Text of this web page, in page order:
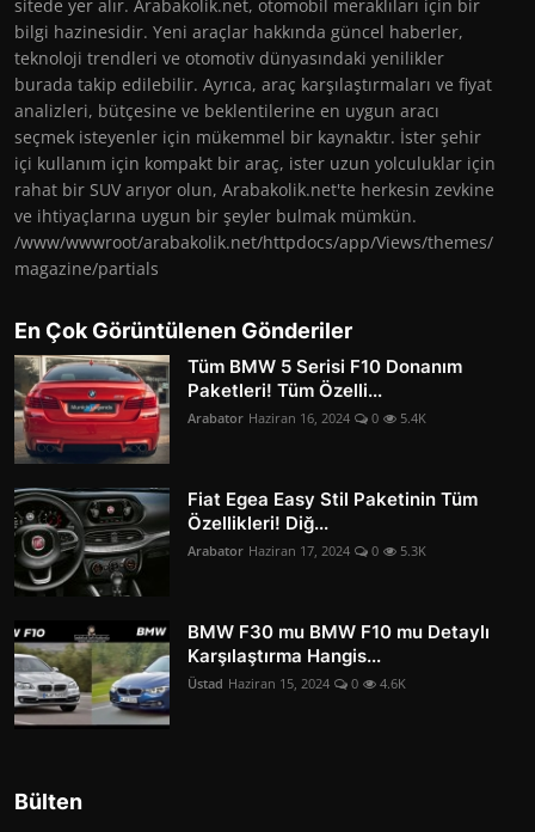
sitede yer alır. Arabakolik.net, otomobil meraklıları için bir
bilgi hazinesidir. Yeni araçlar hakkında güncel haberler,
teknoloji trendleri ve otomotiv dünyasındaki yenilikler
burada takip edilebilir. Ayrıca, araç karşılaştırmaları ve fiyat
analizleri, bütçesine ve beklentilerine en uygun aracı
seçmek isteyenler için mükemmel bir kaynaktır. İster şehir
içi kullanım için kompakt bir araç, ister uzun yolculuklar için
rahat bir SUV arıyor olun, Arabakolik.net'te herkesin zevkine
ve ihtiyaçlarına uygun bir şeyler bulmak mümkün.
/www/wwwroot/arabakolik.net/httpdocs/app/Views/themes/
magazine/partials
En Çok Görüntülenen Gönderiler
Tüm BMW 5 Serisi F10 Donanım
Paketleri! Tüm Özelli...
Arabator Haziran 16, 2024 0 5.4K
Fiat Egea Easy Stil Paketinin Tüm
Özellikleri! Diğ...
Arabator Haziran 17, 2024 0 5.3K
BMW F30 mu BMW F10 mu Detaylı
Karşılaştırma Hangis...
Üstad Haziran 15, 2024 0 4.6K
Bülten